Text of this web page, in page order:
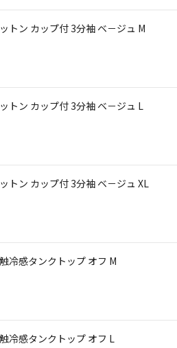
トン カップ付 3分袖 ベ－ジュ M
トン カップ付 3分袖 ベ－ジュ L
トン カップ付 3分袖 ベ－ジュ XL
冷感タンクトップ オフ M
冷感タンクトップ オフ L